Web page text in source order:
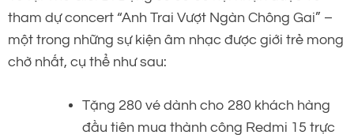
tham dự concert “Anh Trai Vượt Ngàn Chông Gai” –
một trong những sự kiện âm nhạc được giới trẻ mong
chờ nhất, cụ thể như sau:
Tặng 280 vé dành cho 280 khách hàng
đầu tiên mua thành công Redmi 15 trực